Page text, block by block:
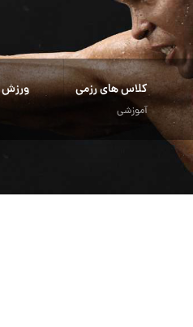
کلاس های رزمی
آموزشی
ورزش